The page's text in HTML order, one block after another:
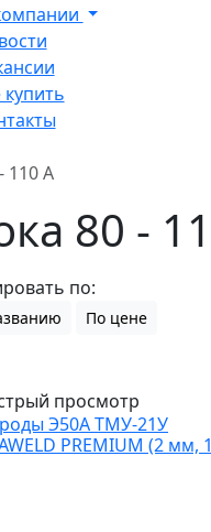
купить
110 А
80 -
по:
По цене
просмотр
Э50А ТМУ-21У
PREMIUM (2 мм,